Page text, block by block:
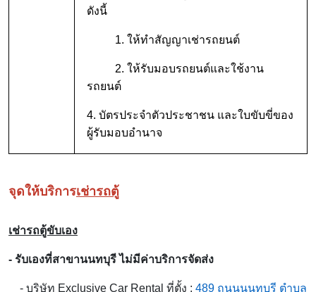
ดังนี้
1. ให้ทำสัญญาเช่ารถยนต์
2. ให้รับมอบรถยนต์และใช้งาน
รถยนต์
4. บัตรประจำตัวประชาชน และใบขับขี่ของ
ผู้รับมอบอำนาจ
จุดให้บริการเช่ารถตู้
เช่ารถตู้ขับเอง
- รับเองที่สาขานนทบุรี ไม่มีค่าบริการจัดส่ง
- บริษัท Exclusive Car Rental ที่ตั้ง : 489 ถนนนนทบุรี ตำบล